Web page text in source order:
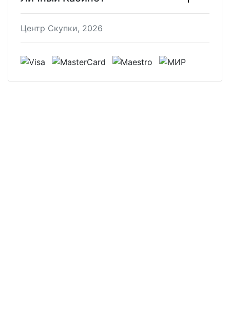
Центр Скупки, 2026